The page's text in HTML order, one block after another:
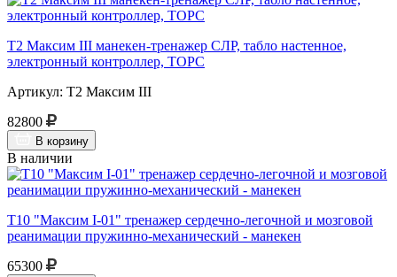
Т2 Максим III манекен-тренажер СЛР, табло настенное,
электронный контроллер, ТОРС
Артикул: Т2 Максим III
82800
В корзину
В наличии
Т10 "Максим I-01" тренажер сердечно-легочной и мозговой
реанимации пружинно-механический - манекен
65300